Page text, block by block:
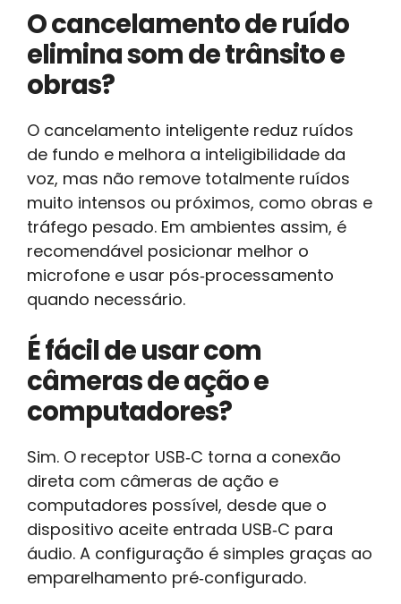
O cancelamento de ruído
elimina som de trânsito e
obras?
O cancelamento inteligente reduz ruídos
de fundo e melhora a inteligibilidade da
voz, mas não remove totalmente ruídos
muito intensos ou próximos, como obras e
tráfego pesado. Em ambientes assim, é
recomendável posicionar melhor o
microfone e usar pós‑processamento
quando necessário.
É fácil de usar com
câmeras de ação e
computadores?
Sim. O receptor USB‑C torna a conexão
direta com câmeras de ação e
computadores possível, desde que o
dispositivo aceite entrada USB‑C para
áudio. A configuração é simples graças ao
emparelhamento pré‑configurado.